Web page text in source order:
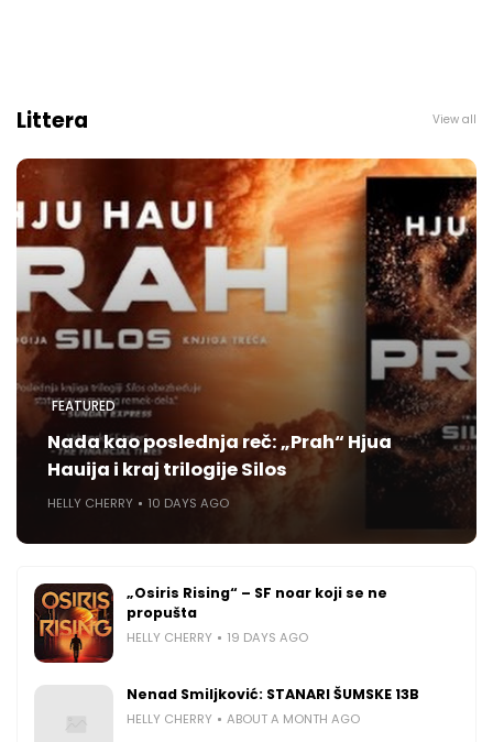
Littera View all
FEATURED
Nada kao poslednja reč: „Prah“ Hjua
Hauija i kraj trilogije Silos
HELLY CHERRY 10 DAYS AGO
„Osiris Rising“ – SF noar koji se ne
propušta
HELLY CHERRY 19 DAYS AGO
Nenad Smiljković: STANARI ŠUMSKE 13B
HELLY CHERRY ABOUT A MONTH AGO